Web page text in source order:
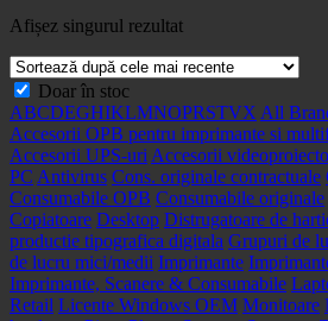
Afișez singurul rezultat
Doar în stoc
ABCDEGHIKLMNOPRSTVX All
Accesorii OPB pentru imprimante si
Accesorii UPS-uri Accesorii
PC Antivirus Cons. originale contractuale
Consumabile OPB Consumabile originale
Copiatoare Desktop Distrugatoare de
productie tipografica digitala Grupuri de
de lucru mici/medii Imprimante
Imprimante, Scanere & Consumabile
Retail Licente Windows OEM Monitoare